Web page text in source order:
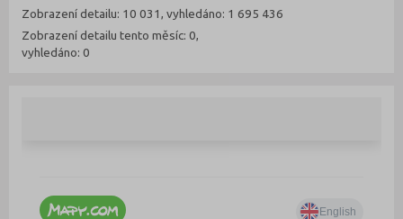
Zobrazení detailu: 10 031, vyhledáno: 1 695 436
Zobrazení detailu tento měsíc: 0,
vyhledáno: 0